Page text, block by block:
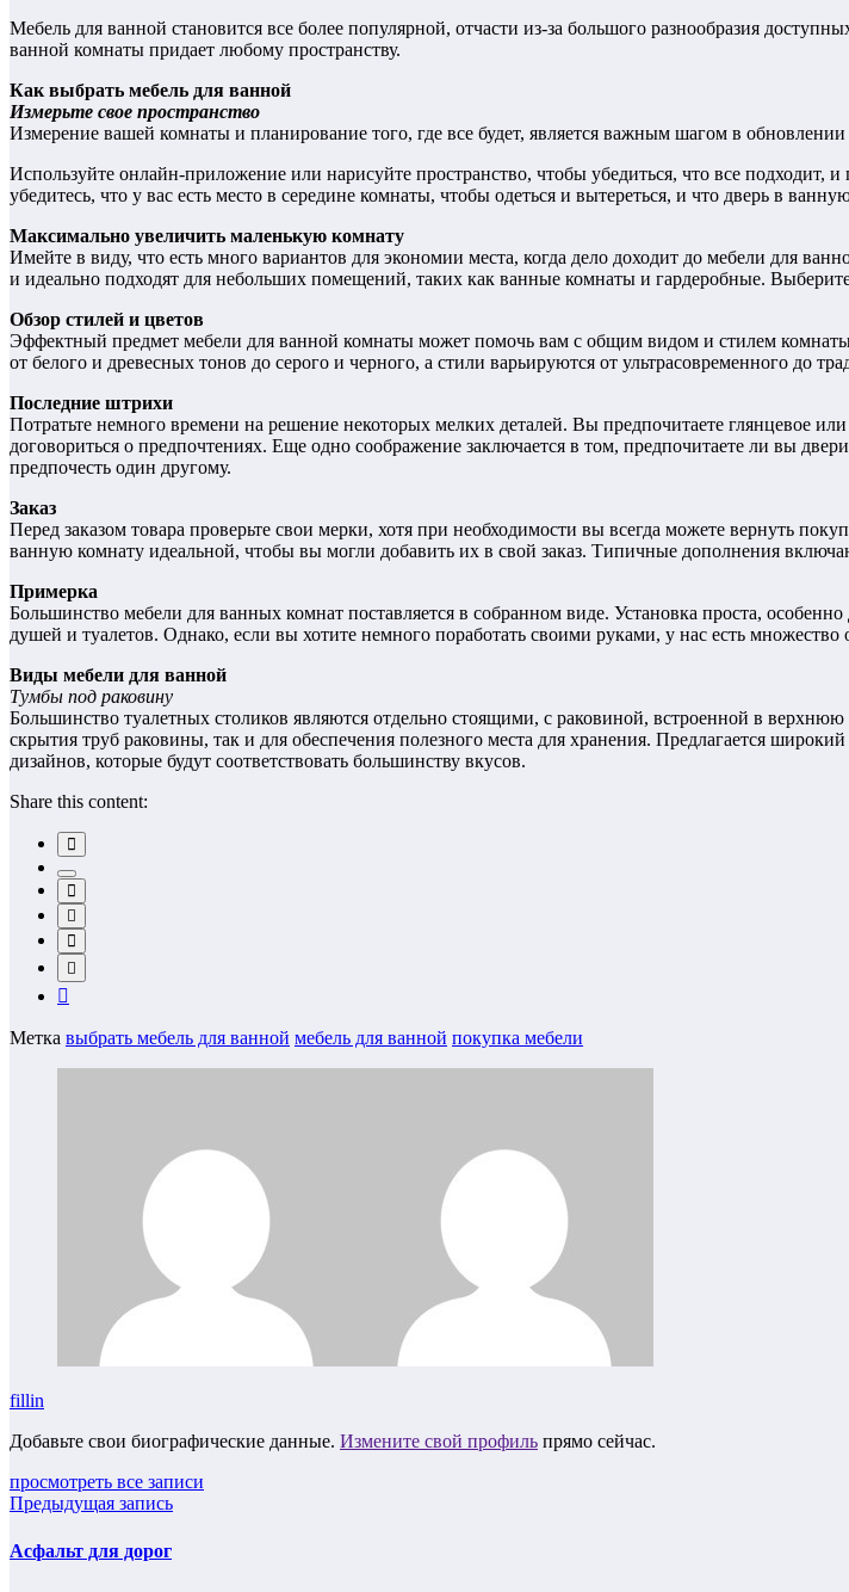
Мебель для ванной становится все более популярной, отчасти из-за большого разнообразия
ванной комнаты придает любому пространству.
Как выбрать мебель для ванной
Измерьте свое пространство
Измерение вашей комнаты и планирование того, где все будет, является важным шагом в
Используйте онлайн-приложение или нарисуйте пространство, чтобы убедиться, что все
убедитесь, что у вас есть место в середине комнаты, чтобы одеться и вытереться, и что дверь в
Максимально увеличить маленькую комнату
Имейте в виду, что есть много вариантов для экономии места, когда дело доходит до мебели для
и идеально подходят для небольших помещений, таких как ванные комнаты и гардеробные.
Обзор стилей и цветов
Эффектный предмет мебели для ванной комнаты может помочь вам с общим видом и стилем
от белого и древесных тонов до серого и черного, а стили варьируются от ультрасовременного до
Последние штрихи
Потратьте немного времени на решение некоторых мелких деталей. Вы предпочитаете глянцевое
договориться о предпочтениях. Еще одно соображение заключается в том, предпочитаете ли вы
предпочесть один другому.
Заказ
Перед заказом товара проверьте свои мерки, хотя при необходимости вы всегда можете вернуть
ванную комнату идеальной, чтобы вы могли добавить их в свой заказ. Типичные дополнения
Примерка
Большинство мебели для ванных комнат поставляется в собранном виде. Установка проста,
душей и туалетов. Однако, если вы хотите немного поработать своими руками, у нас есть
Виды мебели для ванной
Тумбы под раковину
Большинство туалетных столиков являются отдельно стоящими, с раковиной, встроенной в
скрытия труб раковины, так и для обеспечения полезного места для хранения. Предлагается
дизайнов, которые будут соответствовать большинству вкусов.
Share this content:
Метка выбрать мебель для ванной мебель для ванной покупка мебели
fillin
Добавьте свои биографические данные. Измените свой профиль прямо сейчас.
просмотреть все записи
Предыдущая запись
Асфальт для дорог